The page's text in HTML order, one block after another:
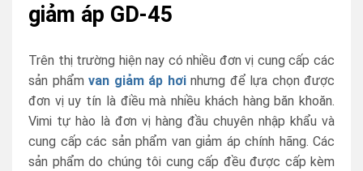
giảm áp GD-45
Trên thị trường hiện nay có nhiều đơn vị cung cấp các
sản phẩm van giảm áp hơinhưng để lựa chọn được
đơn vị uy tín là điều mà nhiều khách hàng băn khoăn.
Vimi tự hào là đơn vị hàng đầu chuyên nhập khẩu và
cung cấp các sản phẩm van giảm áp chính hãng. Các
sản phẩm do chúng tôi cung cấp đều được cấp kèm